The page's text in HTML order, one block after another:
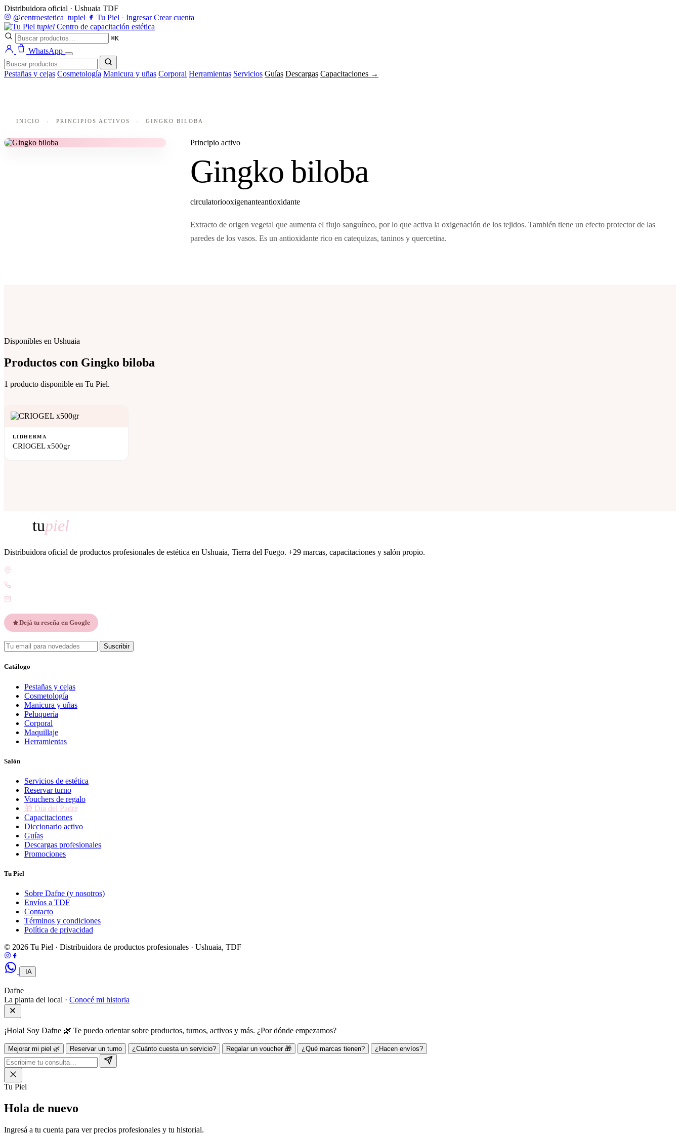
Distribuidora oficial · Ushuaia TDF
@centroestetica_tupiel
Tu Piel · Ingresar Crear cuenta
tupiel Centro de capacitación estética
⌘K
WhatsApp
Pestañas y cejas Cosmetología Manicura y uñas Corporal Herramientas Servicios Guías Descargas Capacitaciones →
INICIO › PRINCIPIOS ACTIVOS › GINGKO BILOBA
Principio activo
Gingko biloba
circulatoriooxigenanteantioxidante
Extracto de origen vegetal que aumenta el flujo sanguíneo, por lo que activa la oxigenación de los tejidos. También tiene un efecto protector de las
paredes de los vasos. Es un antioxidante rico en catequizas, taninos y quercetina.
Disponibles en Ushuaia
Productos con Gingko biloba
1 producto disponible en Tu Piel.
LIDHERMA
CRIOGEL x500gr
tupiel
Distribuidora oficial de productos profesionales de estética en Ushuaia, Tierra del Fuego. +29 marcas, capacitaciones y salón propio.
Dejá tu reseña en Google
Suscribir
Catálogo
Pestañas y cejas
Cosmetología
Manicura y uñas
Peluquería
Corporal
Maquillaje
Herramientas
Salón
Servicios de estética
Reservar turno
Vouchers de regalo
🎁 Día del Padre
Capacitaciones
Diccionario activo
Guías
Descargas profesionales
Promociones
Tu Piel
Sobre Dafne (y nosotros)
Envíos a TDF
Contacto
Términos y condiciones
Política de privacidad
© 2026 Tu Piel · Distribuidora de productos profesionales · Ushuaia, TDF
IA
Dafne
La planta del local · Conocé mi historia
¡Hola! Soy Dafne 🌿 Te puedo orientar sobre productos, turnos, activos y más. ¿Por dónde empezamos?
Mejorar mi piel 🌿 Reservar un turno ¿Cuánto cuesta un servicio? Regalar un voucher 🎁 ¿Qué marcas tienen? ¿Hacen envíos?
Tu Piel
Hola de nuevo
Ingresá a tu cuenta para ver precios profesionales y tu historial.